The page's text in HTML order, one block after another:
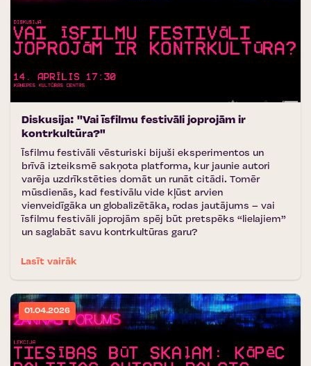
Diskusija: ''Vai īsfilmu festivāli joprojām ir
kontrkultūra?"
Īsfilmu festivāli vēsturiski bijuši eksperimentos un
brīvā izteiksmē sakņota platforma, kur jaunie autori
varēja uzdrīkstēties domāt un runāt citādi. Tomēr
mūsdienās, kad festivālu vide kļūst arvien
vienveidīgāka un globalizētāka, rodas jautājums – vai
īsfilmu festivāli joprojām spēj būt pretspēks “lielajiem”
un saglabāt savu kontrkultūras garu?
Lasīt vairāk
01.04.2026